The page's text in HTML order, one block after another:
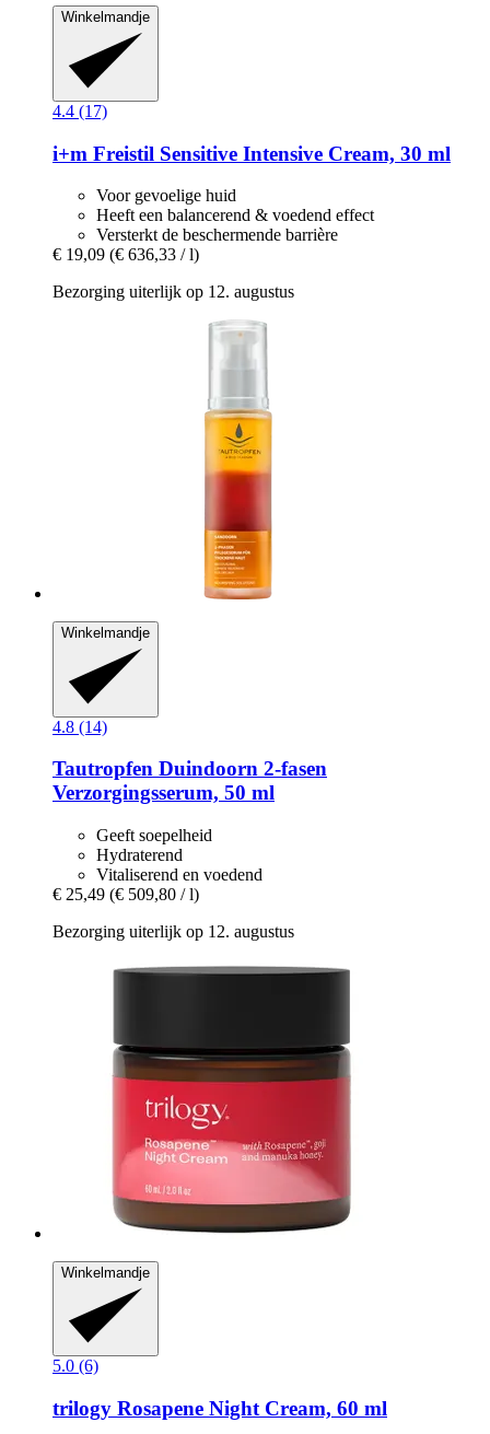
Winkelmandje
4.4 (17)
i+m Freistil Sensitive Intensive Cream, 30 ml
Voor gevoelige huid
Heeft een balancerend & voedend effect
Versterkt de beschermende barrière
€ 19,09 (€ 636,33 / l)
Bezorging uiterlijk op 12. augustus
Winkelmandje
4.8 (14)
Tautropfen Duindoorn 2-​fasen
Verzorgingsserum, 50 ml
Geeft soepelheid
Hydraterend
Vitaliserend en voedend
€ 25,49 (€ 509,80 / l)
Bezorging uiterlijk op 12. augustus
Winkelmandje
5.0 (6)
trilogy Rosapene Night Cream, 60 ml